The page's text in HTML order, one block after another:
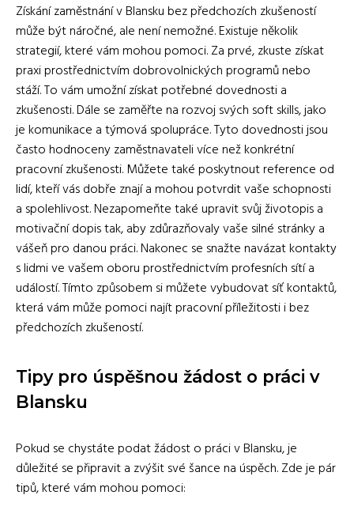
Získání zaměstnání v Blansku bez předchozích zkušeností
může být náročné, ale není nemožné. Existuje několik
strategií, které vám mohou pomoci. Za prvé, zkuste získat
praxi prostřednictvím dobrovolnických programů nebo
stáží. To vám umožní získat potřebné dovednosti a
zkušenosti. Dále se zaměřte na rozvoj svých soft skills, jako
je komunikace a týmová spolupráce. Tyto dovednosti jsou
často hodnoceny zaměstnavateli více než konkrétní
pracovní zkušenosti. Můžete také poskytnout reference od
lidí, kteří vás dobře znají a mohou potvrdit vaše schopnosti
a spolehlivost. Nezapomeňte také upravit svůj životopis a
motivační dopis tak, aby zdůrazňovaly vaše silné stránky a
vášeň pro danou práci. Nakonec se snažte navázat kontakty
s lidmi ve vašem oboru prostřednictvím profesních sítí a
událostí. Tímto způsobem si můžete vybudovat síť kontaktů,
která vám může pomoci najít pracovní příležitosti i bez
předchozích zkušeností.
Tipy pro úspěšnou žádost o práci v
Blansku
Pokud se chystáte podat žádost o práci v Blansku, je
důležité se připravit a zvýšit své šance na úspěch. Zde je pár
tipů, které vám mohou pomoci: